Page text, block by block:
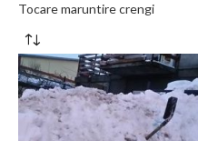
Tocare maruntire crengi